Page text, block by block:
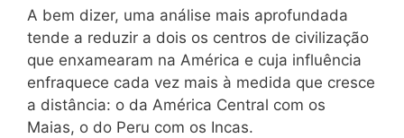
A bem dizer, uma análise mais aprofundada
tende a reduzir a dois os centros de civilização
que enxamearam na América e cuja influência
enfraquece cada vez mais à medida que cresce
a distância: o da América Central com os
Maias, o do Peru com os Incas.